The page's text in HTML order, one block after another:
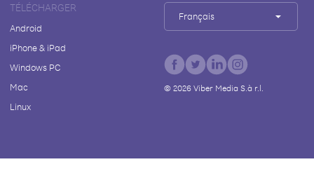
TÉLÉCHARGER
Android
iPhone & iPad
Windows PC
Mac
Linux
Français
© 2026Viber Media S.à r.l.